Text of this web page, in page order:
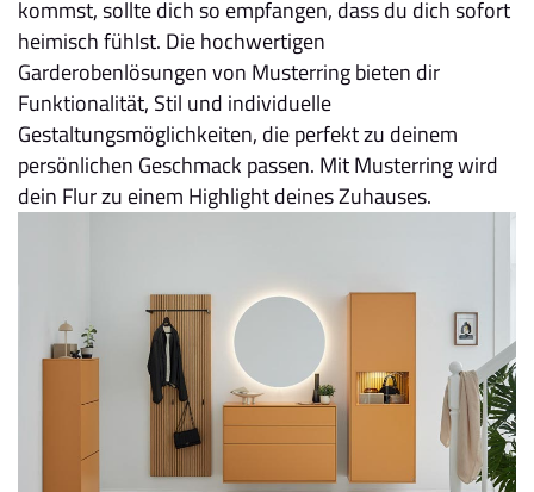
kommst, sollte dich so empfangen, dass du dich sofort
heimisch fühlst. Die hochwertigen
Garderobenlösungen von Musterring bieten dir
Funktionalität, Stil und individuelle
Gestaltungsmöglichkeiten, die perfekt zu deinem
persönlichen Geschmack passen. Mit Musterring wird
dein Flur zu einem Highlight deines Zuhauses.